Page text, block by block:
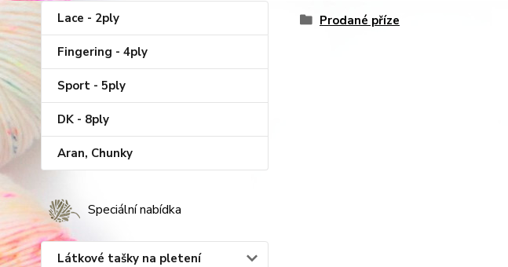
Lace - 2ply
Fingering - 4ply
Sport - 5ply
DK - 8ply
Aran, Chunky
Speciální nabídka
Látkové tašky na pletení
Prodané příze